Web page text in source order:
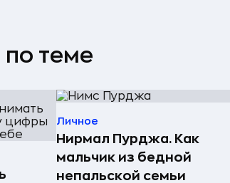
теме
Личное
Нирмал Пурджа. Как
мальчик из бедной
непальской семьи